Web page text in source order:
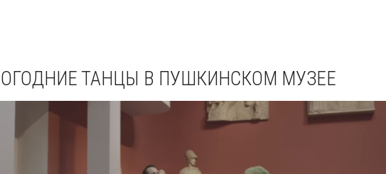
ТАНЦЫ В ПУШКИНСКОМ МУЗЕЕ